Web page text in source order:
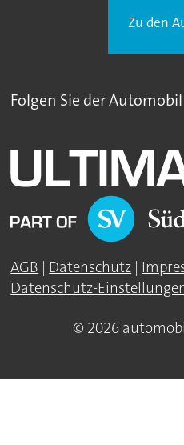
Zu den
Folgen Sie der
AGB Datenschutz
Datenschutz-
© 2026